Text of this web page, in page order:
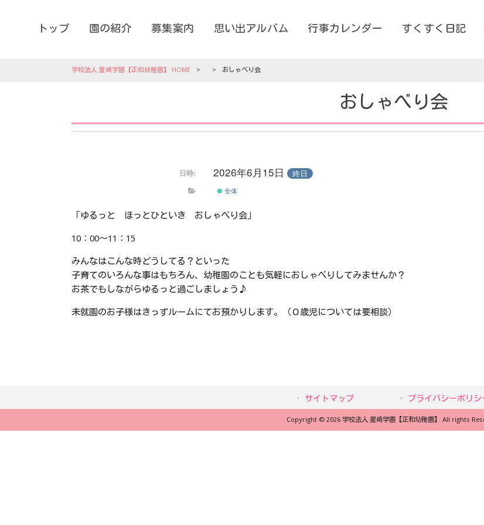
トップ 園の紹介 募集案内 思い出アルバム 行事カレンダー すくすく日記
学校法人 星崎学園【正和幼稚園】 HOME > > おしゃべり会
おしゃべり会
日時: 2026年6月15日 終日
全体
「ゆるっと ほっとひといき おしゃべり会」
10：00～11：15
みんなはこんな時どうしてる？といった
子育てのいろんな事はもちろん、幼稚園のことも気軽におしゃべりしてみませんか？
お茶でもしながらゆるっと過ごしましょう♪
未就園のお子様はきっずルームにてお預かりします。（０歳児については要相談）
サイトマップ プライバシーポリシ
Copyright © 2026 学校法人 星崎学園【正和幼稚園】 All rights